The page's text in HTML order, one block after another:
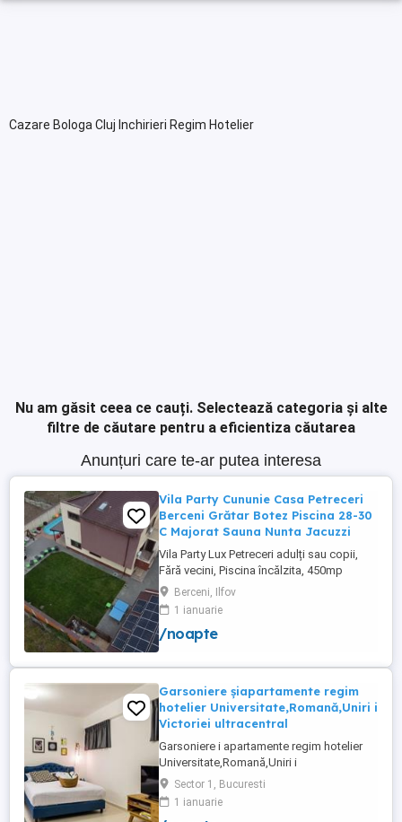
Cazare Bologa Cluj Inchirieri Regim Hotelier
Nu am găsit ceea ce cauți. Selectează categoria și alte
filtre de căutare pentru a eficientiza căutarea
Anunțuri care te-ar putea interesa
Vila Party Cununie Casa Petreceri
Berceni Grătar Botez Piscina 28-30
C Majorat Sauna Nunta Jacuzzi
Vila Party Lux Petreceri adulți sau copii,
Fără vecini, Piscina încălzita, 450mp
S+P+2E lângă București ( Berceni- Ilfov) ,
asfalt, Uber Bolt ,pentru cazare regim
hotelier, petreceri copii, pool party 30 ,
onomastici , nunti , botezuri, team building
party, ...
Berceni, Ilfov
1 ianuarie
/noapte
Garsoniere șiapartamente regim
hotelier Universitate,Romană,Uniri i
Victoriei ultracentral
Garsoniere i apartamente regim hotelier
Universitate,Romană,Uniri i
Victoriei,renovate recent i utilate complet.
Preț: De la 120-200 lei pentru 3 ore Preț
garsoniere 120-200 lei pentru noapte Preț
Sector 1, Bucuresti
1 ianuarie